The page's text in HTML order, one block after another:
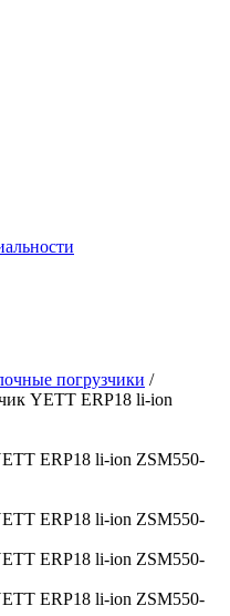
погрузчики /
YETT ERP18 li-ion